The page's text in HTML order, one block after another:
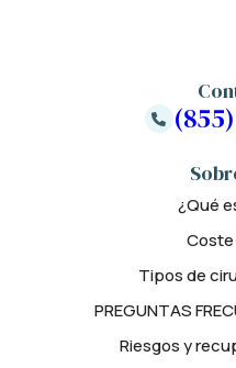
¿Qué
Coste
Tipos de
PREGUNTAS
Riesgos y